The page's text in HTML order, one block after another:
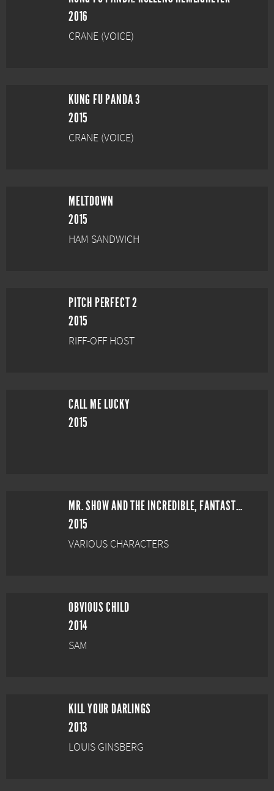
2016
CRANE (VOICE)
KUNG FU PANDA 3
2015
CRANE (VOICE)
MELTDOWN
2015
HAM SANDWICH
PITCH PERFECT 2
2015
RIFF-OFF HOST
CALL ME LUCKY
2015
MR. SHOW AND THE INCREDIBLE, FANTASTICAL NEWS REPORT
2015
VARIOUS CHARACTERS
OBVIOUS CHILD
2014
SAM
KILL YOUR DARLINGS
2013
LOUIS GINSBERG